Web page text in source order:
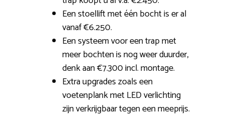
Een stoellift met één bocht is er al
vanaf €6.250.
Een systeem voor een trap met
meer bochten is nog weer duurder,
denk aan €7.300 incl. montage.
Extra upgrades zoals een
voetenplank met LED verlichting
zijn verkrijgbaar tegen een meeprijs.